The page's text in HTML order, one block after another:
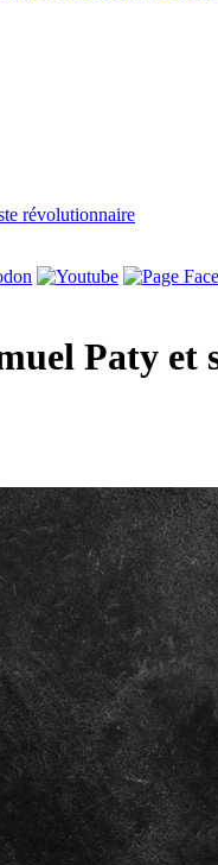
révolutionnaire
Paty